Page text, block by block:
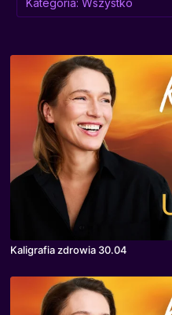
Kaligrafia zdrowia 30.04